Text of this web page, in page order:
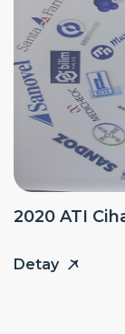
2020 ATI
Detay